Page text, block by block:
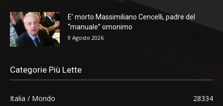
E’ morto Massimiliano Cencelli, padre del
“manuale” omonimo
9 Agosto 2026
Categorie Più Lette
Italia / Mondo
28334